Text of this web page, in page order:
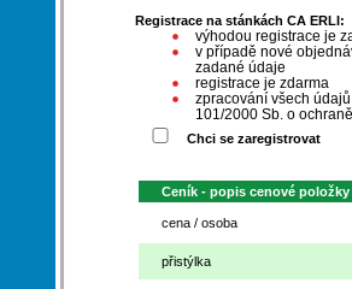
Registrace na stánkách CA ERLI:
výhodou registrace je
v případě nové
zadané údaje
registrace je zdarma
zpracování všech
101/2000 Sb. o
Chci se zaregistrovat
Ceník - popis cenové položky
cena / osoba
přistýlka